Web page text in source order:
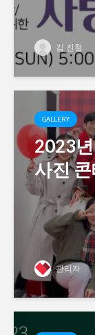
김 진철
GALLERY
2023
사진
관리자